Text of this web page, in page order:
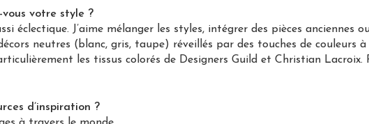
vous votre style ?
éclectique. J’aime mélanger les styles, intégrer des pièces anciennes
neutres (blanc, gris, taupe) réveillés par des touches de couleurs
les tissus colorés de Designers Guild et Christian
d’inspiration ?